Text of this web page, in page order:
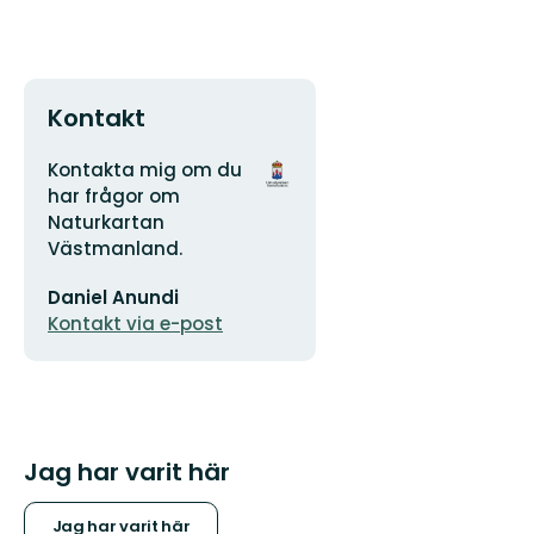
Kontakt
Adress
Kontakta mig om du
har frågor om
Naturkartan
Västmanland.
postadress
Daniel Anundi
Kontakt via e-post
Organisationens
logotyp
Jag har varit här
Jag har varit här